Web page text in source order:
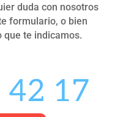
duda con nosotros
formulario, o bien
te indicamos.
42 17